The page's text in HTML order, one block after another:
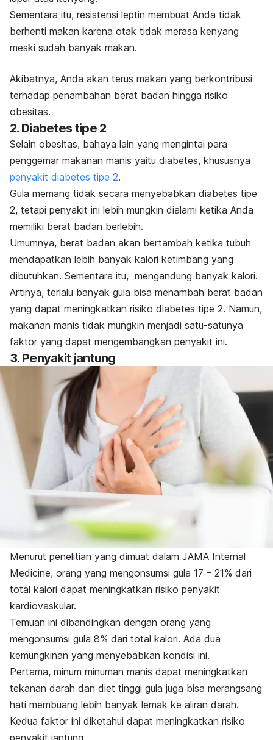
Sementara itu, resistensi leptin membuat Anda tidak
berhenti makan karena otak tidak merasa kenyang
meski sudah banyak makan.
Akibatnya, Anda akan terus makan yang berkontribusi
terhadap penambahan berat badan hingga risiko
obesitas.
2. Diabetes tipe 2
Selain obesitas, bahaya lain yang mengintai para
penggemar makanan manis yaitu diabetes, khususnya
penyakit diabetes tipe 2.
Gula memang tidak secara menyebabkan diabetes tipe
2, tetapi penyakit ini lebih mungkin dialami ketika Anda
memiliki berat badan berlebih.
Umumnya, berat badan akan bertambah ketika tubuh
mendapatkan lebih banyak kalori ketimbang yang
dibutuhkan. Sementara itu, mengandung banyak kalori.
Artinya, terlalu banyak gula bisa menambah berat badan
yang dapat meningkatkan risiko diabetes tipe 2. Namun,
makanan manis tidak mungkin menjadi satu-satunya
faktor yang dapat mengembangkan penyakit ini.
3. Penyakit jantung
Menurut penelitian yang dimuat dalam JAMA Internal
Medicine, orang yang mengonsumsi gula 17 – 21% dari
total kalori dapat meningkatkan risiko penyakit
kardiovaskular.
Temuan ini dibandingkan dengan orang yang
mengonsumsi gula 8% dari total kalori. Ada dua
kemungkinan yang menyebabkan kondisi ini.
Pertama, minum minuman manis dapat meningkatkan
tekanan darah dan diet tinggi gula juga bisa merangsang
hati membuang lebih banyak lemak ke aliran darah.
Kedua faktor ini diketahui dapat meningkatkan risiko